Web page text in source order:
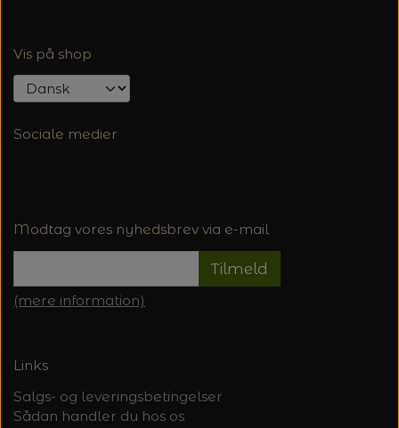
Vis på shop
Sociale medier
Modtag vores nyhedsbrev via e-mail
Tilmeld
(mere information)
Links
Salgs- og leveringsbetingelser
Sådan handler du hos os